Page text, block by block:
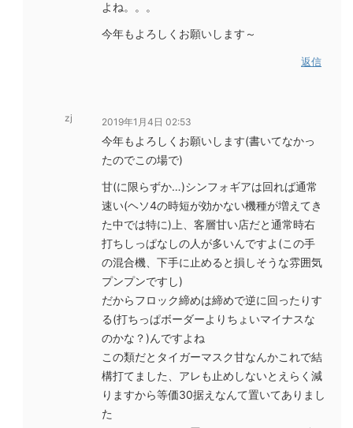
よね。。。
今年もよろしくお願いします～
返信
zj 2019年1月4日 02:53
今年もよろしくお願いします(書いてなかっ
たのでこの場で)
甘(に限らずか…)シンフォギアは回れば通常
速い(ヘソ4の時短が効かない機種が増えてき
た中では特に)上、客層甘い店だと通常時右
打ちしっぱなしの人が多いんですよ(この手
の混合機、下手に止めると損しそうな雰囲気
プンプンですし)
だからフロック締めは締めで逆に回ったりす
る(打ちっぱボーダーよりちょいマイナスな
のかな？)んですよね
この類だとタイガーマスク甘なんかこれで結
構打てました、アレも止めしないとえらく減
りますから等価30据えなんて置いてありまし
た